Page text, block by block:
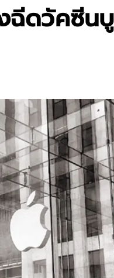
ดวัคซีน